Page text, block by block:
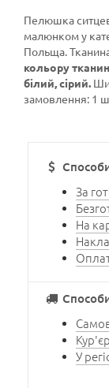
Пелюшка
малюнком у
Польща.
кольору
білий, сірий.
замовлення: 1
За
На
У